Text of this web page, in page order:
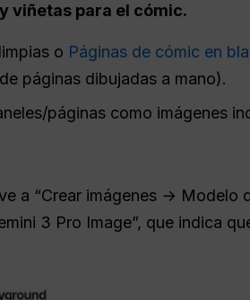
viñetas para el cómic.
o Páginas de cómic en
páginas dibujadas a mano).
páginas como imágenes
a “Crear imágenes → Modelo
3 Pro Image”, que indica